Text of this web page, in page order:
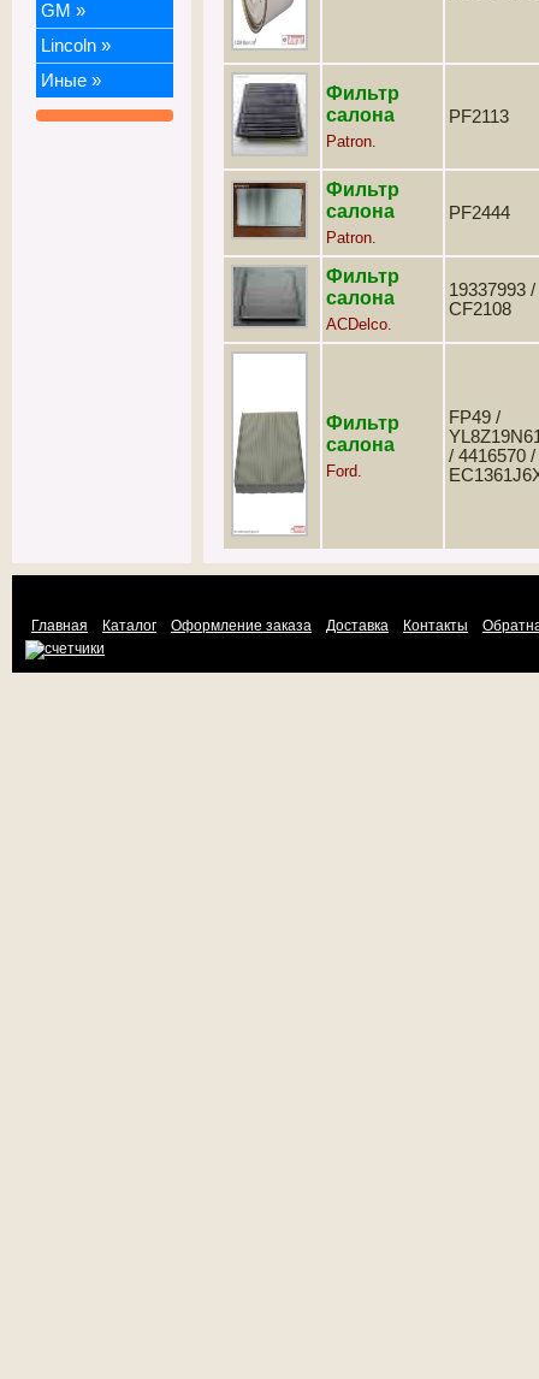
GM »
Lincoln »
Иные »
Фильтр
салона
Patron.
PF2113
Фильтр
салона
Patron.
PF2444
Фильтр
салона
ACDelco.
19337993 /
CF2108
Фильтр
салона
Ford.
FP49 /
/ 4416570 /
Главная Каталог Оформление заказа Доставка Контакты